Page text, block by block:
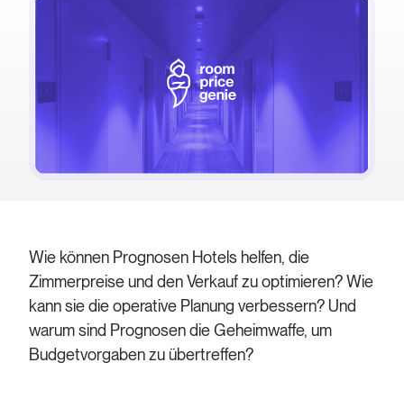
Wie können Prognosen Hotels helfen, die
Zimmerpreise und den Verkauf zu optimieren? Wie
kann sie die operative Planung verbessern? Und
warum sind Prognosen die Geheimwaffe, um
Budgetvorgaben zu übertreffen?